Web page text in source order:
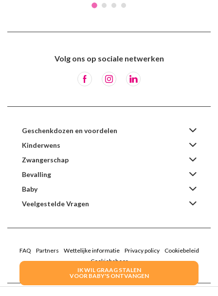
IK WIL GRAAG STALEN
VOOR BABY'S ONTVANGEN
Volg ons op sociale netwerken
Geschenkdozen en voordelen
Kinderwens
Zwangerschap
Bevalling
Baby
Veelgestelde Vragen
FAQ Partners Wettelijke informatie Privacy policy
Cookiebeleid
Cookiebeheer